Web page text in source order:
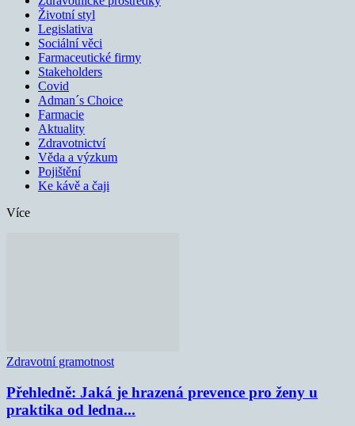
Životní styl
Legislativa
Sociální věci
Farmaceutické firmy
Stakeholders
Covid
Adman´s Choice
Farmacie
Aktuality
Zdravotnictví
Věda a výzkum
Pojištění
Ke kávě a čaji
Více
Zdravotní gramotnost
Přehledně: Jaká je hrazená prevence pro ženy u
praktika od ledna...